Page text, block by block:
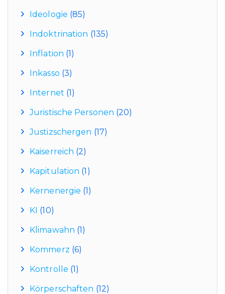
Ideologie (85)
Indoktrination (135)
Inflation (1)
Inkasso (3)
Internet (1)
Juristische Personen (20)
Justizschergen (17)
Kaiserreich (2)
Kapitulation (1)
Kernenergie (1)
KI (10)
Klimawahn (1)
Kommerz (6)
Kontrolle (1)
Körperschaften (12)